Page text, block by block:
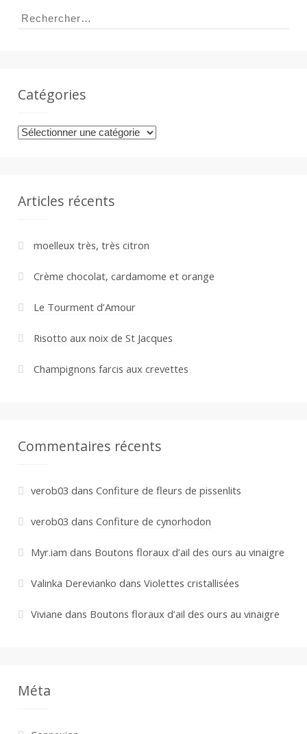
Rechercher :
Catégories
Catégories
Articles récents
moelleux très, très citron
Crème chocolat, cardamome et orange
Le Tourment d’Amour
Risotto aux noix de St Jacques
Champignons farcis aux crevettes
Commentaires récents
verob03 dans Confiture de fleurs de pissenlits
verob03 dans Confiture de cynorhodon
Myr.iam dans Boutons floraux d’ail des ours au vinaigre
Valinka Derevianko dans Violettes cristallisées
Viviane dans Boutons floraux d’ail des ours au vinaigre
Méta